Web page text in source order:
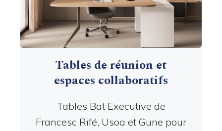
Tables de réunion et
espaces collaboratifs
Tables Bat Executive de
Francesc Rifé, Usoa et Gune pour